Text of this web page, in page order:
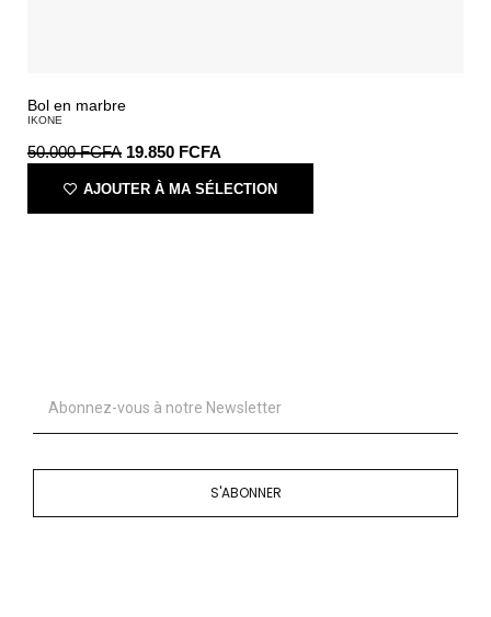
Bol en marbre
IKONE
50.000FCFA 19.850 FCFA
AJOUTER À MA SÉLECTION
S'ABONNER